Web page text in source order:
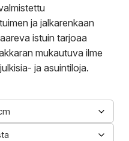
ja jalkarenkaan
istuin tarjoaa
mukautuva ilme
ja asuintiloja.